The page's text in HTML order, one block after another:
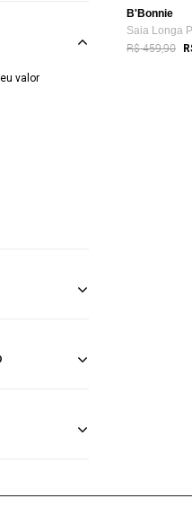
B'Bonnie
R$ 459,90